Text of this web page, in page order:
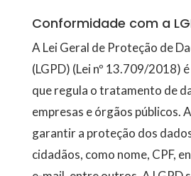
Conformidade com a
A Lei Geral de Proteção de
(LGPD) (Lei nº 13.709/2018)
que regula o tratamento de
empresas e órgãos públicos.
garantir a proteção dos
cidadãos, como nome, CPF,